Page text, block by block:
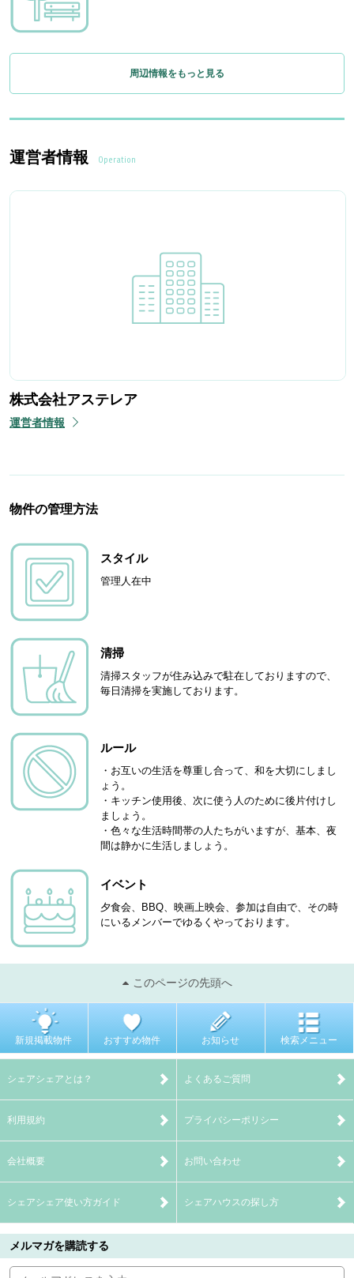
周辺情報をもっと見る
運営者情報 Operation
株式会社アステレア
運営者情報
物件の管理方法
スタイル
管理人在中
清掃
清掃スタッフが住み込みで駐在しておりますので、
毎日清掃を実施しております。
ルール
・お互いの生活を尊重し合って、和を大切にしまし
ょう。
・キッチン使用後、次に使う人のために後片付けし
ましょう。
・色々な生活時間帯の人たちがいますが、基本、夜
間は静かに生活しましょう。
イベント
夕食会、BBQ、映画上映会、参加は自由で、その時
にいるメンバーでゆるくやっております。
このページの先頭へ
新規掲載物件 おすすめ物件 お知らせ 検索メニュー
シェアシェアとは？ よくあるご質問
利用規約 プライバシーポリシー
会社概要 お問い合わせ
シェアシェア使い方ガイド シェアハウスの探し方
メルマガを購読する